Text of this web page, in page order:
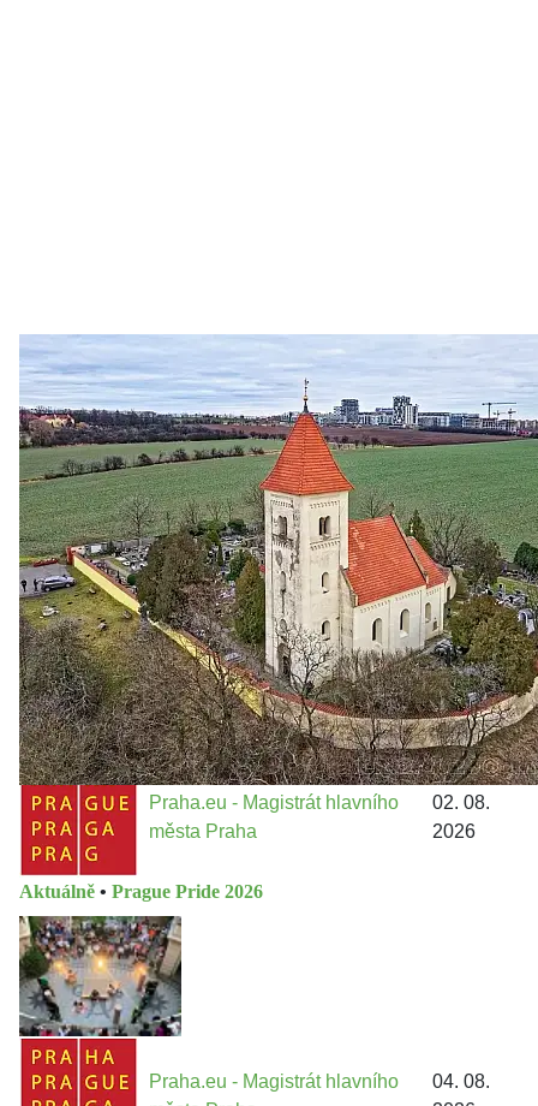
Zastanem se 03. 08. 2026
Politika • Volební seriál #02: Nová výstavba v jihozápadním
městě
Jakými nástroji navrhujete vstupovat z pozice ÚMČ Praha
13 do procesů developerské výstavby např. v lokalitě
Třebonice a Chaby, kterou umožňuje nově schválený
Metropolitn...
Praha.eu - Magistrát hlavního
města Praha
02. 08.
2026
Aktuálně • Prague Pride 2026
Praha.eu - Magistrát hlavního
04. 08.